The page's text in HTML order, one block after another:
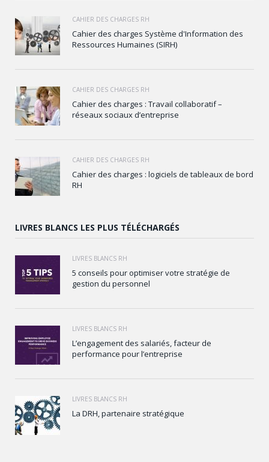
CAHIER DES CHARGES RH
Cahier des charges Système d'Information des
Ressources Humaines (SIRH)
CAHIER DES CHARGES RH
Cahier des charges : Travail collaboratif –
réseaux sociaux d’entreprise
CAHIER DES CHARGES RH
Cahier des charges : logiciels de tableaux de bord
RH
LIVRES BLANCS LES PLUS TÉLÉCHARGÉS
LIVRES BLANCS RH
5 conseils pour optimiser votre stratégie de
gestion du personnel
LIVRES BLANCS RH
L’engagement des salariés, facteur de
performance pour l’entreprise
LIVRES BLANCS RH
La DRH, partenaire stratégique